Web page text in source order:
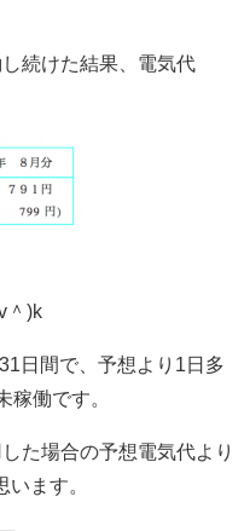
続けた結果、電気代
＾)k
日間で、予想より1日多
稼働です。
た場合の予想電気代より
ます。